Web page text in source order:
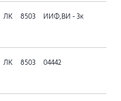
ЛК 8503 ИИФ,ВИ - 3к
ЛК 8503 04442